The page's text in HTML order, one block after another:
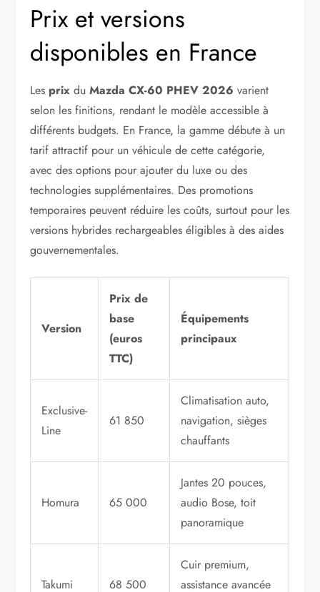
Prix et versions
disponibles en France
Les prix duMazda CX-60 PHEV 2026 varient
selon les finitions, rendant le modèle accessible à
différents budgets. En France, la gamme débute à un
tarif attractif pour un véhicule de cette catégorie,
avec des options pour ajouter du luxe ou des
technologies supplémentaires. Des promotions
temporaires peuvent réduire les coûts, surtout pour les
versions hybrides rechargeables éligibles à des aides
gouvernementales.
Version
Prix de
base
(euros
TTC)
Équipements
principaux
Exclusive-
Line
61 850
Climatisation auto,
navigation, sièges
chauffants
Homura 65 000
Jantes 20 pouces,
audio Bose, toit
panoramique
Takumi 68 500
Cuir premium,
assistance avancée